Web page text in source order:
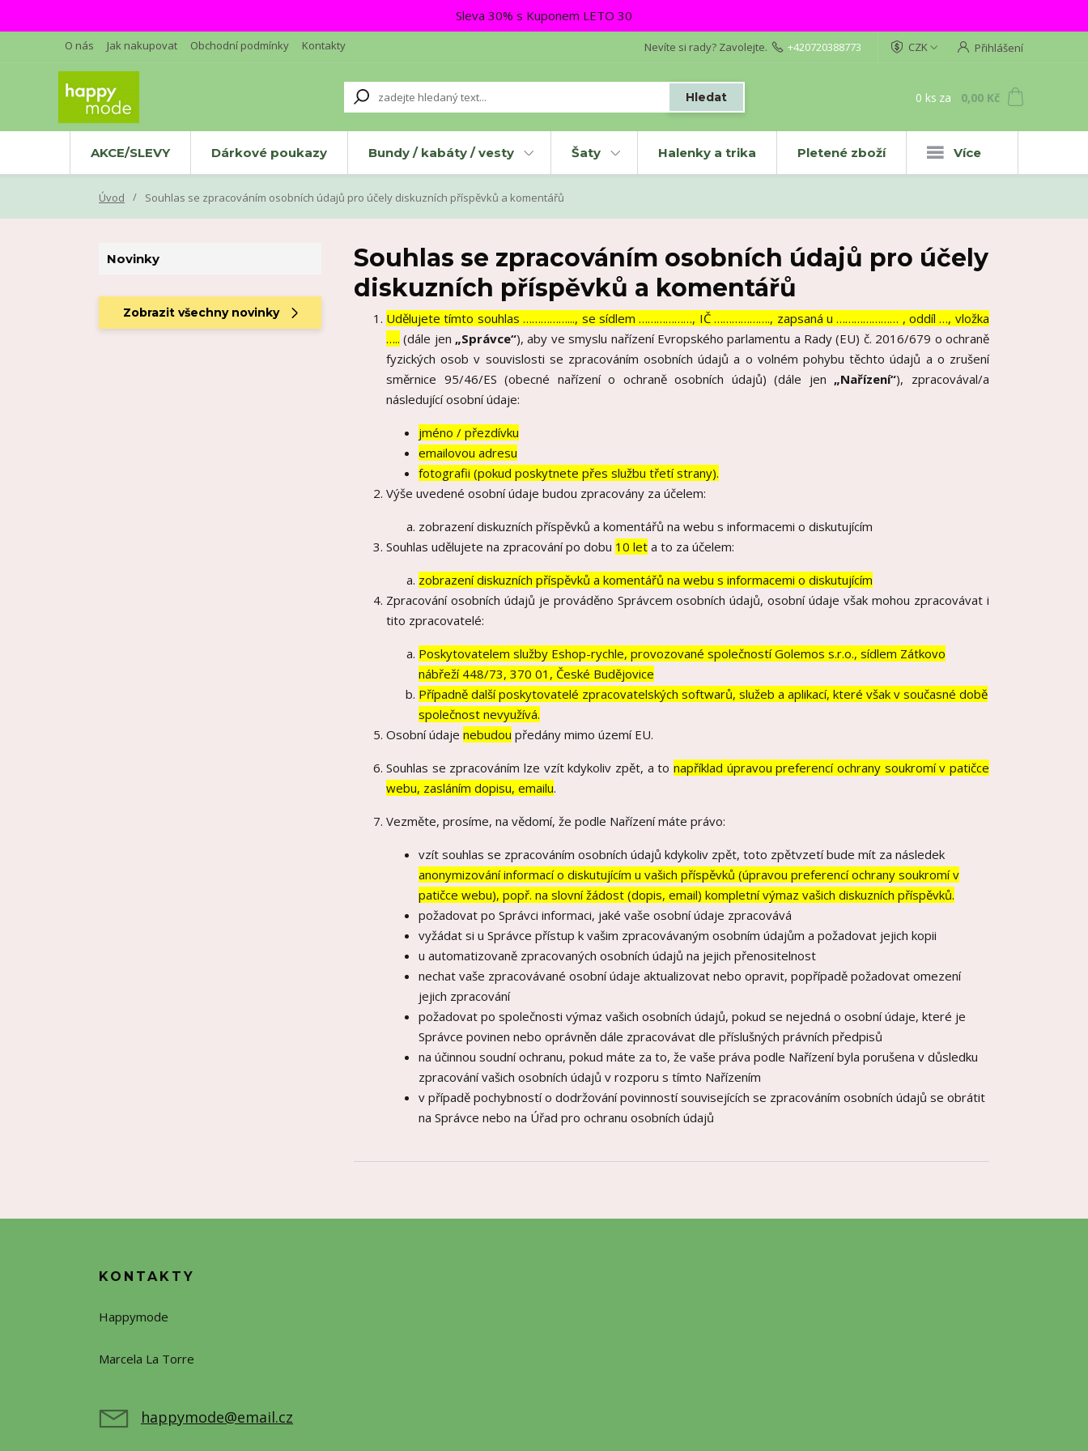
Sleva 30% s Kuponem LETO 30
O nás Jak nakupovat Obchodní podmínky Kontakty CZK Přihlášení
Hledat
Nevíte si rady? Zavolejte. +420720388773
0 ks za 0,00 Kč
AKCE/SLEVY Dárkové poukazy Bundy / kabáty / vesty Šaty Halenky a trika Pletené zboží Více
Úvod Souhlas se zpracováním osobních údajů pro účely diskuzních příspěvků a komentářů
Novinky
Zobrazit všechny novinky
Souhlas se zpracováním osobních údajů pro účely
diskuzních příspěvků a komentářů
Udělujete tímto souhlas ……………..., se sídlem ………………, IČ ………………., zapsaná u ………………… , oddíl …, vložka
….. (dále jen „Správce“), aby ve smyslu nařízení Evropského parlamentu a Rady (EU) č. 2016/679 o ochraně
fyzických osob v souvislosti se zpracováním osobních údajů a o volném pohybu těchto údajů a o zrušení
směrnice 95/46/ES (obecné nařízení o ochraně osobních údajů) (dále jen „Nařízení“), zpracovával/a
následující osobní údaje:
jméno / přezdívku
emailovou adresu
fotografii (pokud poskytnete přes službu třetí strany).
Výše uvedené osobní údaje budou zpracovány za účelem:
zobrazení diskuzních příspěvků a komentářů na webu s informacemi o diskutujícím
Souhlas udělujete na zpracování po dobu 10 leta to za účelem:
zobrazení diskuzních příspěvků a komentářů na webu s informacemi o diskutujícím
Zpracování osobních údajů je prováděno Správcem osobních údajů, osobní údaje však mohou zpracovávat i
tito zpracovatelé:
Poskytovatelem služby Eshop-rychle, provozované společností Golemos s.r.o., sídlem Zátkovo
nábřeží 448/73, 370 01, České Budějovice
Případně další poskytovatelé zpracovatelských softwarů, služeb a aplikací, které však v současné době
společnost nevyužívá.
Osobní údaje nebudou předány mimo území EU.
Souhlas se zpracováním lze vzít kdykoliv zpět, a to například úpravou preferencí ochrany soukromí v patičce
webu, zasláním dopisu, emailu.
Vezměte, prosíme, na vědomí, že podle Nařízení máte právo:
vzít souhlas se zpracováním osobních údajů kdykoliv zpět, toto zpětvzetí bude mít za následek
anonymizování informací o diskutujícím u vašich příspěvků (úpravou preferencí ochrany soukromí v
patičce webu), popř. na slovní žádost (dopis, email) kompletní výmaz vašich diskuzních příspěvků.
požadovat po Správci informaci, jaké vaše osobní údaje zpracovává
vyžádat si u Správce přístup k vašim zpracovávaným osobním údajům a požadovat jejich kopii
u automatizovaně zpracovaných osobních údajů na jejich přenositelnost
nechat vaše zpracovávané osobní údaje aktualizovat nebo opravit, popřípadě požadovat omezení
jejich zpracování
požadovat po společnosti výmaz vašich osobních údajů, pokud se nejedná o osobní údaje, které je
Správce povinen nebo oprávněn dále zpracovávat dle příslušných právních předpisů
na účinnou soudní ochranu, pokud máte za to, že vaše práva podle Nařízení byla porušena v důsledku
zpracování vašich osobních údajů v rozporu s tímto Nařízením
v případě pochybností o dodržování povinností souvisejících se zpracováním osobních údajů se obrátit
na Správce nebo na Úřad pro ochranu osobních údajů
KONTAKTY
Happymode
Marcela La Torre
happymode@email.cz